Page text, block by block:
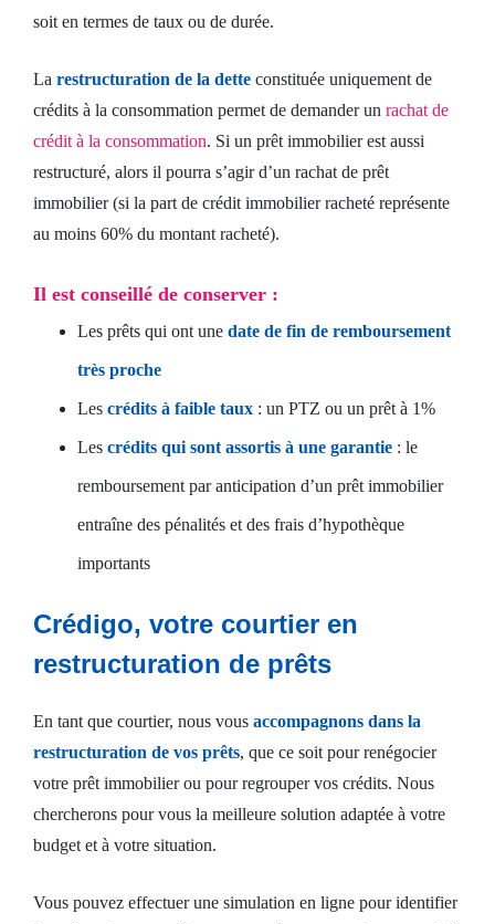
soit en termes de taux ou de durée.
La restructuration de la dette constituée uniquement de
crédits à la consommation permet de demander un rachat de
crédit à la consommation. Si un prêt immobilier est aussi
restructuré, alors il pourra s’agir d’un rachat de prêt
immobilier (si la part de crédit immobilier racheté représente
au moins 60% du montant racheté).
Il est conseillé de conserver :
Les prêts qui ont une date de fin de remboursement
très proche
Les crédits à faible taux : un PTZ ou un prêt à 1%
Les crédits qui sont assortis à une garantie : le
remboursement par anticipation d’un prêt immobilier
entraîne des pénalités et des frais d’hypothèque
importants
Crédigo, votre courtier en
restructuration de prêts
En tant que courtier, nous vous accompagnons dans la
restructuration de vos prêts, que ce soit pour renégocier
votre prêt immobilier ou pour regrouper vos crédits. Nous
chercherons pour vous la meilleure solution adaptée à votre
budget et à votre situation.
Vous pouvez effectuer une simulation en ligne pour identifier